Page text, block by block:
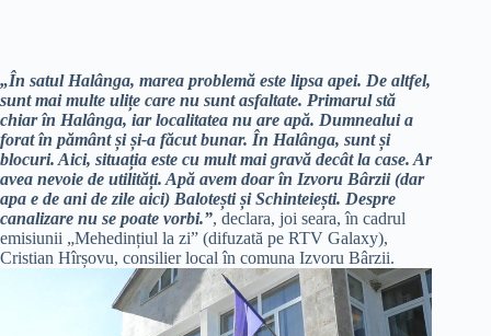
„În satul Halânga, marea problemă este lipsa apei. De altfel,
sunt mai multe ulițe care nu sunt asfaltate. Primarul stă
chiar în Halânga, iar localitatea nu are apă. Dumnealui a
forat în pământ și și-a făcut bunar. În Halânga, sunt și
blocuri. Aici, situația este cu mult mai gravă decât la case. Ar
avea nevoie de utilități. Apă avem doar în Izvoru Bârzii (dar
apa e de ani de zile aici) Balotești și Schinteiești. Despre
canalizare nu se poate vorbi.”, declara, joi seara, în cadrul
emisiunii „Mehedințiul la zi” (difuzată pe RTV Galaxy),
Cristian Hîrșovu, consilier local în comuna Izvoru Bârzii.